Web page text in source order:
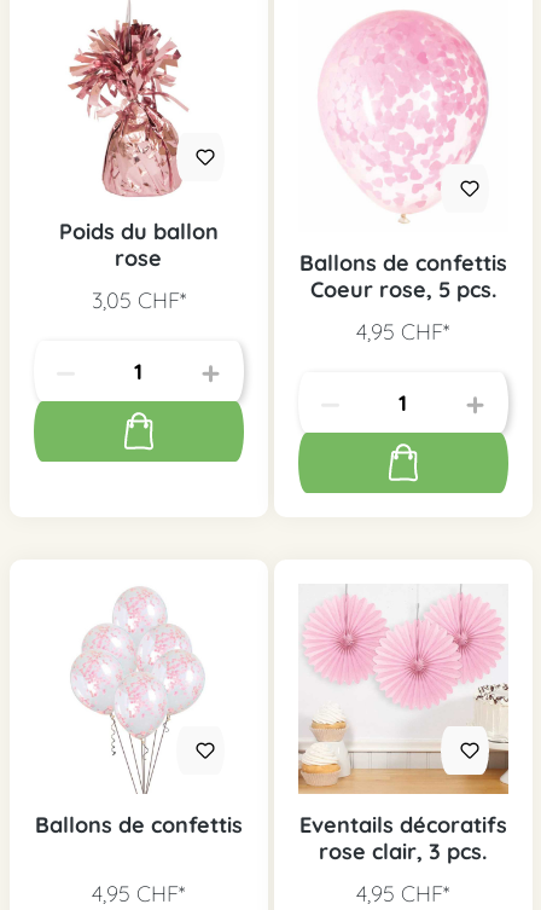
Poids du ballon
rose
3,05 CHF*
Ballons de confettis
Coeur rose, 5 pcs.
4,95 CHF*
Ballons de confettis
4,95 CHF*
Eventails décoratifs
rose clair, 3 pcs.
4,95 CHF*